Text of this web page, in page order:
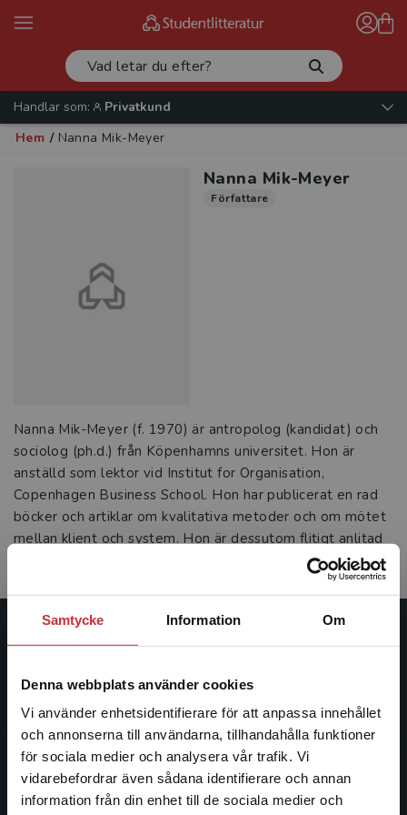
Samtycke Information Om
Denna webbplats använder cookies
Vi använder enhetsidentifierare för att anpassa innehållet
och annonserna till användarna, tillhandahålla funktioner
för sociala medier och analysera vår trafik. Vi
vidarebefordrar även sådana identifierare och annan
information från din enhet till de sociala medier och
Begränsad fraktregion
Handlar som:
Privatkund
Hem / Nanna Mik-Meyer
Nanna Mik-Meyer
Författare
Nanna Mik-Meyer (f. 1970) är antropolog (kandidat) och
sociolog (ph.d.) från Köpenhamns universitet. Hon är
anställd som lektor vid Institut for Organisation,
Copenhagen Business School. Hon har publicerat en rad
böcker och artiklar om kvalitativa metoder och om mötet
mellan klient och system. Hon är dessutom flitigt anlitad
som föredragshållare. Se www. mik-meyer.com.
Studentlitteratur
Studentlitteratur grundades 1963 och är idag Sveriges
ledande utbildningsförlag. Med läromedel, kurslitteratur,
facklitteratur, utbildningar och digitala
informationstjänster i utbudet, finns Studentlitteratur med
längs hela kunskapsresan.